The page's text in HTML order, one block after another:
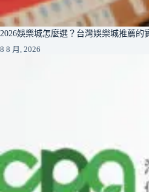
2026娛樂城怎麼選？台灣娛樂城推薦的
8 8 月, 2026